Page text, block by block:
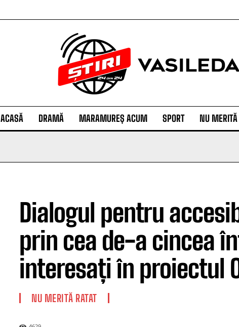
ACASĂ DRAMĂ MARAMUREȘ ACUM SPORT NU MERITĂ
Dialogul pentru
prin cea de-a cincea
interesați în proiectul
NU MERITĂ RATAT